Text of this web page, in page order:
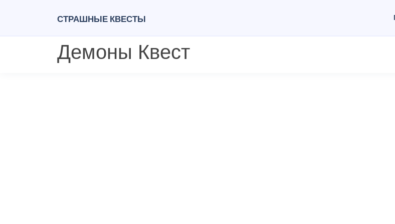
Страшные квесты
Демоны Квест